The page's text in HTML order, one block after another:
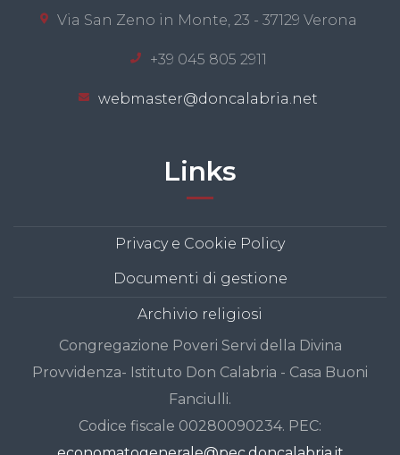
Via San Zeno in Monte, 23 - 37129 Verona
+39 045 805 2911
webmaster@doncalabria.net
Links
Privacy e Cookie Policy
Documenti di gestione
Archivio religiosi
Congregazione Poveri Servi della Divina
Provvidenza- Istituto Don Calabria - Casa Buoni
Fanciulli.
Codice fiscale 00280090234. PEC: